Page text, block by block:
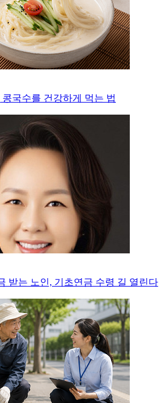
콩국수를 건강하게 먹는 법
받는 노인, 기초연금 수령 길 열린다